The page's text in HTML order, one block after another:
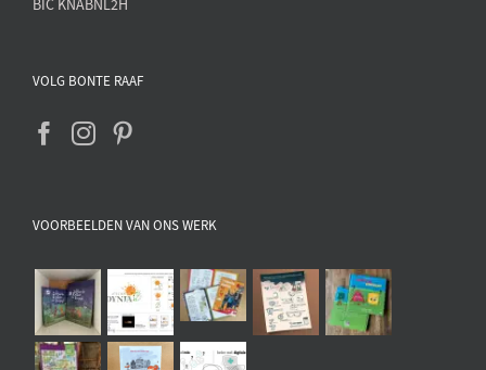
BIC KNABNL2H
VOLG BONTE RAAF
VOORBEELDEN VAN ONS WERK